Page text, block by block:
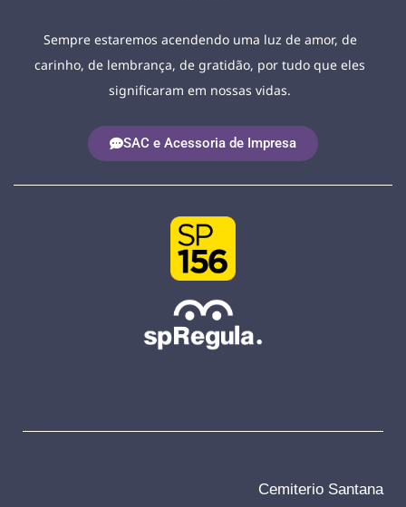
Sempre estaremos acendendo uma luz de amor, de
carinho, de lembrança, de gratidão, por tudo que eles
significaram em nossas vidas.
SAC e Acessoria de Impresa
Cemiterio Santana